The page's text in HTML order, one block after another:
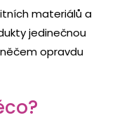
materiálů a
jedinečnou
opravdu